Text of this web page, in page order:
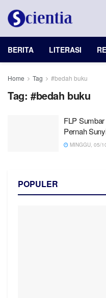
BERITA LITERASI
Home Tag #bedah buku
Tag: #bedah buku
FLP
Pernah
MINGGU, 05/
POPULER